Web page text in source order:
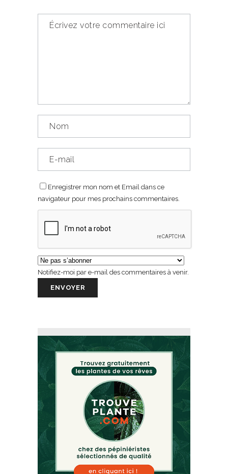
Enregistrer mon nom et Email dans ce
navigateur pour mes prochains commentaires.
Notifiez-moi par e-mail des commentaires à venir.